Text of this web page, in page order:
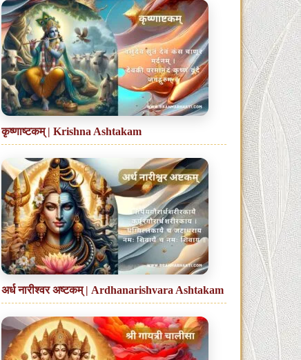
कृष्णाष्टकम् | Krishna Ashtakam
अर्ध नारीश्वर अष्टकम् | Ardhanarishvara Ashtakam